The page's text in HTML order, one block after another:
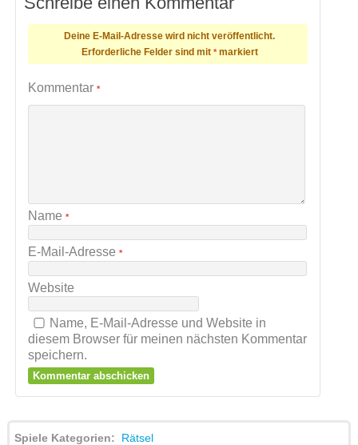
Deine E-Mail-Adresse wird nicht veröffentlicht.
Erforderliche Felder sind mit *markiert
Kommentar *
Name *
E-Mail-Adresse *
Website
Name, E-Mail-Adresse und Website in
diesem Browser für meinen nächsten Kommentar
speichern.
Spiele Kategorien: Rätsel